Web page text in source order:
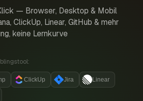
— Browser, Desktop & Mobil
ClickUp, Linear, GitHub & mehr
keine Lernkurve
ClickUp Jira Linear